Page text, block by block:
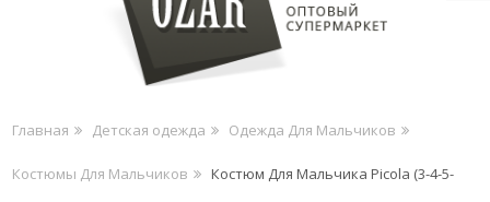
Главная Детская одежда Одежда Для Мальчиков
Костюмы Для Мальчиков Костюм Для Мальчика Picola (3-4-5-